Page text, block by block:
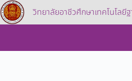
วิทยาลัยอาชีวศึกษาเทคโนโลยี